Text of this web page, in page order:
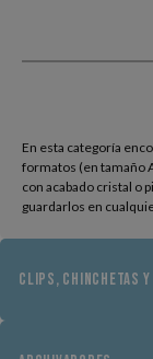
En esta categoría
formatos (en tamaño
con acabado cristal o
guardarlos en
CLIPS, CHINCHETAS